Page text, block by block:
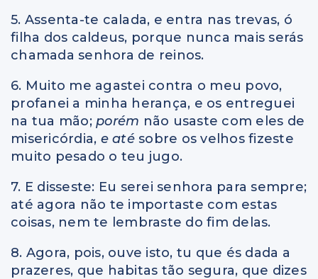
5. Assenta-te calada, e entra nas trevas, ó
filha dos caldeus, porque nunca mais serás
chamada senhora de reinos.
6. Muito me agastei contra o meu povo,
profanei a minha herança, e os entreguei
na tua mão; porém não usaste com eles de
misericórdia, e até sobre os velhos fizeste
muito pesado o teu jugo.
7. E disseste: Eu serei senhora para sempre;
até agora não te importaste com estas
coisas, nem te lembraste do fim delas.
8. Agora, pois, ouve isto, tu que és dada a
prazeres, que habitas tão segura, que dizes